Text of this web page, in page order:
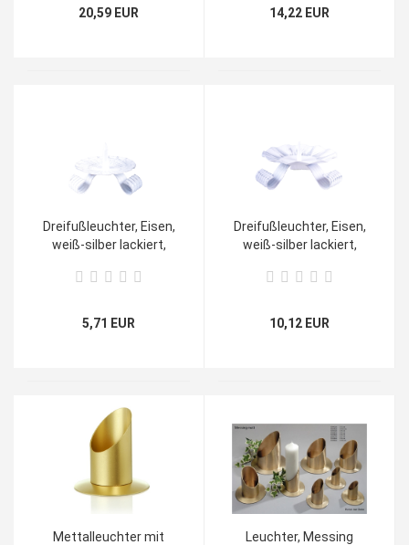
20,59 EUR 14,22 EUR
Dreifußleuchter, Eisen,
weiß-silber lackiert,
5,71 EUR
Dreifußleuchter, Eisen,
weiß-silber lackiert,
10,12 EUR
Mettalleuchter mit
Leuchter, Messing